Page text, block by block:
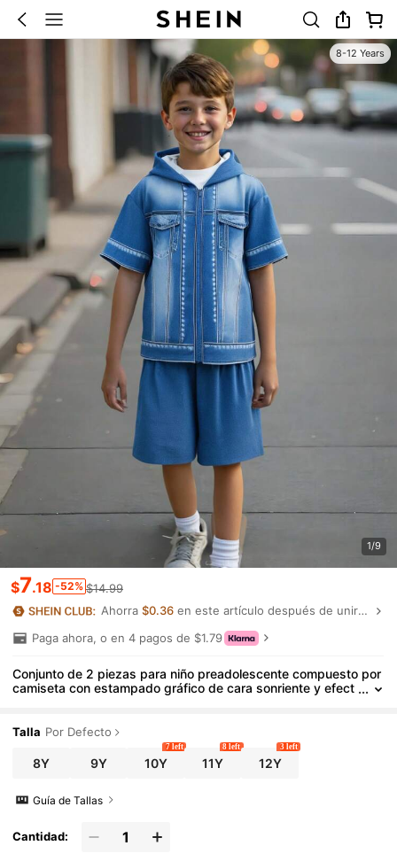
8-12 Years
1/9
$7.18 -52% $14.99
Ahorra$0.36 en este artículo después de unirte.
Paga ahora, o en 4 pagos de $1.79
Conjunto de 2 piezas para niño preadolescente compuesto por
camiseta con estampado gráfico de cara sonriente y efect
na, fiesta y ocio en el hogar
Talla Por Defecto
8Y 9Y 10Y
7 left
11Y
8 left
12Y
3 left
Guía de Tallas
Cantidad: